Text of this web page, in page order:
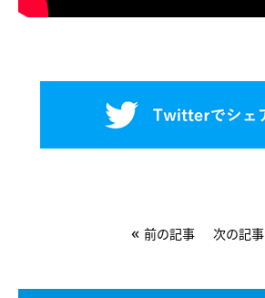
« 前の記事 次の記事